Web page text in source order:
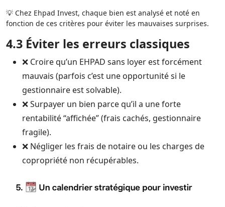
💡 Chez Ehpad Invest, chaque bien est analysé et noté en
fonction de ces critères pour éviter les mauvaises surprises.
4.3 Éviter les erreurs classiques
❌ Croire qu’un EHPAD sans loyer est forcément
mauvais (parfois c’est une opportunité si le
gestionnaire est solvable).
❌ Surpayer un bien parce qu’il a une forte
rentabilité “affichée” (frais cachés, gestionnaire
fragile).
❌ Négliger les frais de notaire ou les charges de
copropriété non récupérables.